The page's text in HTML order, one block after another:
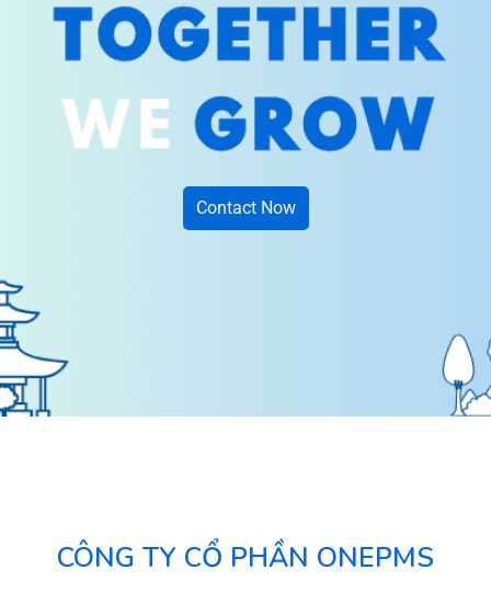
Contact Now
CÔNG TY CỔ PHẦN ONEPMS